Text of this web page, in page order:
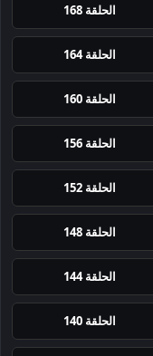
الحلقة 168
الحلقة 164
الحلقة 160
الحلقة 156
الحلقة 152
الحلقة 148
الحلقة 144
الحلقة 140